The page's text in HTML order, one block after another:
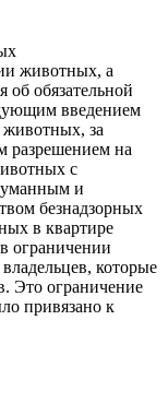
животных, а
об обязательной
введением
за
разрешением на
с
и
безнадзорных
в квартире
ограничении
которые
Это ограничение
привязано к